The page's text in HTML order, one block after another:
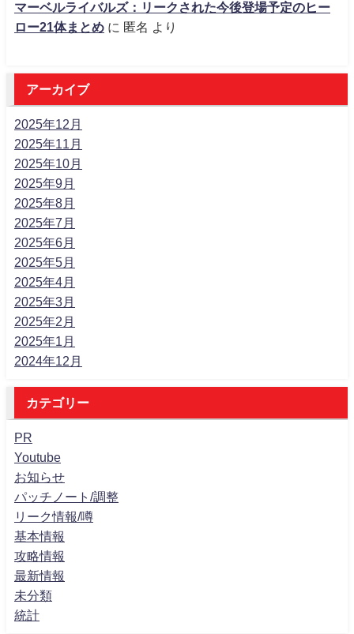
マーベルライバルズ：リークされた今後登場予定のヒー
ロー21体まとめ に 匿名 より
アーカイブ
2025年12月
2025年11月
2025年10月
2025年9月
2025年8月
2025年7月
2025年6月
2025年5月
2025年4月
2025年3月
2025年2月
2025年1月
2024年12月
カテゴリー
PR
Youtube
お知らせ
パッチノート/調整
リーク情報/噂
基本情報
攻略情報
最新情報
未分類
統計